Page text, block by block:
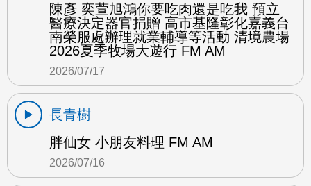
陳彥 奕萱旭鴻你要吃肉還是吃我 預立
醫療決定器官捐贈 高市基隆彰化嘉義台
南榮服處辦理就業輔導等活動 清境農場
2026夏季牧場大遊行 FM AM
2026/07/17
長青樹
胖仙女 小朋友料理 FM AM
2026/07/16